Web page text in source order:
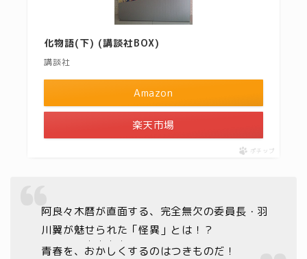
化物語(下) (講談社BOX)
講談社
Amazon
楽天市場
ポチップ
阿良々木暦が直面する、完全無欠の委員長・羽
川翼が魅せられた「怪異」とは！？
青春を、 おかしく
・・・・
するのはつきものだ！